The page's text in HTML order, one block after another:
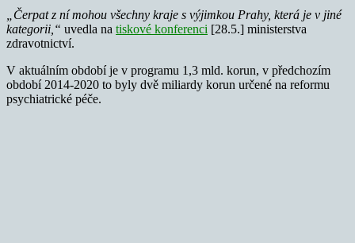
„Čerpat z ní mohou všechny kraje s výjimkou Prahy, která je v jiné
kategorii,“ uvedla na tiskové konferenci [28.5.] ministerstva
zdravotnictví.
V aktuálním období je v programu 1,3 mld. korun, v předchozím
období 2014-2020 to byly dvě miliardy korun určené na reformu
psychiatrické péče.